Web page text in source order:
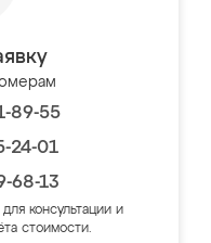
89-55
24-01
68-13
консультации и
стоимости.